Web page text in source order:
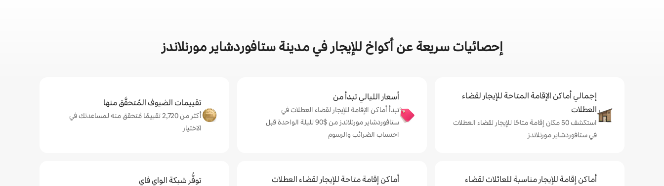
إحصائيات سريعة عن أكواخ للإيجار في مدينة ستافوردشاير مورنلاندز
إجمالي أماكن الإقامة المتاحة للإيجار لقضاء
العطلات
استكشف 50 مكان إقامة متاحًا للإيجار لقضاء العطلات
في ستافوردشاير مورنلاندز
أسعار الليالي تبدأ من
تبدأ أماكن الإقامة للإيجار لقضاء العطلات في
ستافوردشاير مورنلاندز من $‏90 لليلة الواحدة قبل
احتساب الضرائب والرسوم
تقييمات الضيوف المُتحقَّق منها
أكثر من 2,720 تقييمًا مُتحقق منه لمساعدتك في
الاختيار
أماكن إقامة للإيجار مناسبة للعائلات لقضاء
أماكن إقامة متاحة للإيجار لقضاء العطلات
توفُّر شبكة الواي فاي